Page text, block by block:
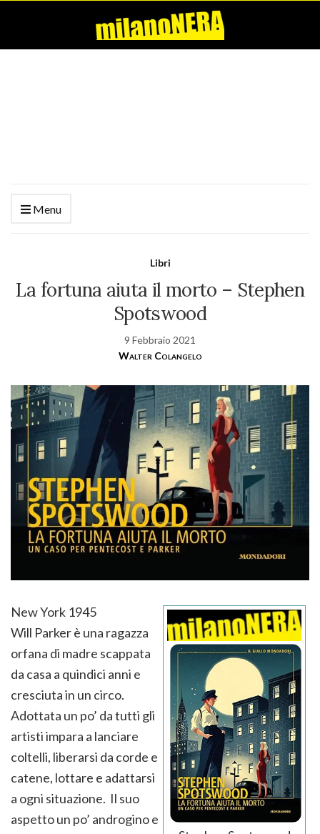
Menu
Libri
La fortuna aiuta il morto – Stephen
Spotswood
9 Febbraio 2021
Walter Colangelo
New York 1945
Will Parker è una ragazza
orfana di madre scappata
da casa a quindici anni e
cresciuta in un circo.
Adottata un po’ da tutti gli
artisti impara a lanciare
coltelli, liberarsi da corde e
catene, lottare e adattarsi
a ogni situazione. Il suo
aspetto un po’ androgino e